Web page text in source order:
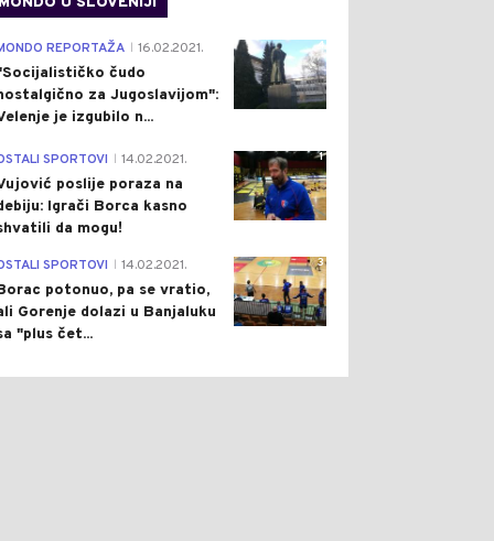
4
REPORTAŽA 16.02.2021.
čudo
za Jugoslavijom":
je izgubilo n...
1
SPORTOVI 14.02.2021.
poslije poraza na
Igrači Borca kasno
da mogu!
3
SPORTOVI 14.02.2021.
potonuo, pa se vratio,
Gorenje dolazi u Banjaluku
"plus čet...